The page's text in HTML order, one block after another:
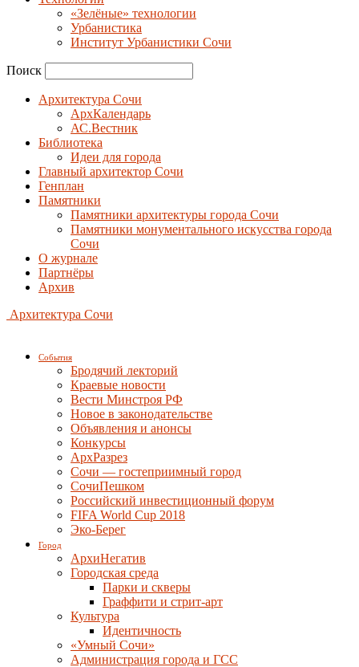
«Зелёные» технологии
Урбанистика
Институт Урбанистики Сочи
Поиск
Архитектура Сочи
АрхКалендарь
АС.Вестник
Библиотека
Идеи для города
Главный архитектор Сочи
Генплан
Памятники
Памятники архитектуры города Сочи
Памятники монументального искусства города
Сочи
О журнале
Партнёры
Архив
Архитектура Сочи
События
Бродячий лекторий
Краевые новости
Вести Минстроя РФ
Новое в законодательстве
Объявления и анонсы
Конкурсы
АрхРазрез
Сочи — гостеприимный город
СочиПешком
Российский инвестиционный форум
FIFA World Cup 2018
Эко-Берег
Город
АрхиНегатив
Городская среда
Парки и скверы
Граффити и стрит-арт
Культура
Идентичность
«Умный Сочи»
Администрация города и ГСС